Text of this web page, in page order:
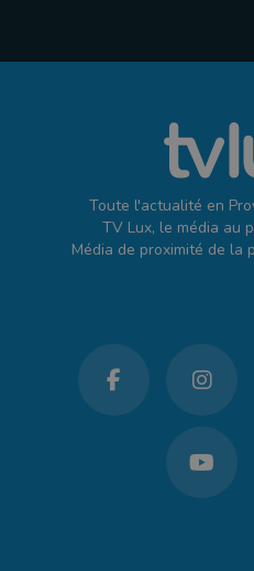
Toute l'actualité en
TV Lux, le média au
Média de proximité de la